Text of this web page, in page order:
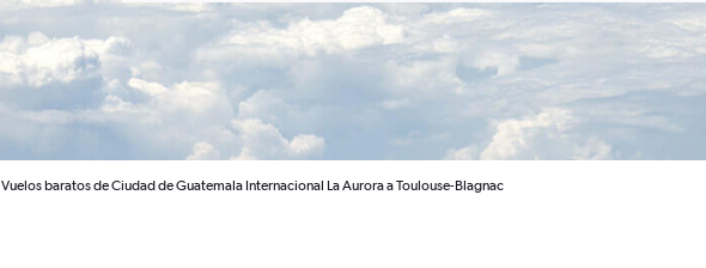
Vuelos baratos de Ciudad de Guatemala Internacional La Aurora a Toulouse-Blagnac